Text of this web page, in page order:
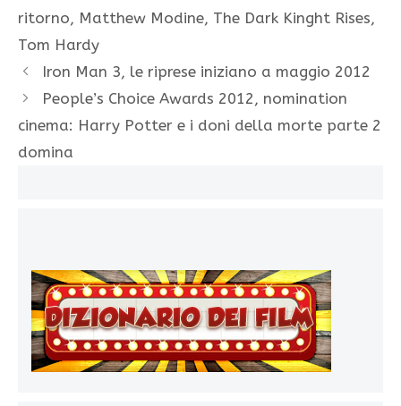
ritorno, Matthew Modine, The Dark Kinght Rises,
Tom Hardy
Iron Man 3, le riprese iniziano a maggio 2012
People’s Choice Awards 2012, nomination
cinema: Harry Potter e i doni della morte parte 2
domina